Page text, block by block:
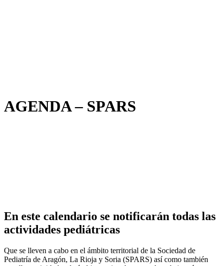
AGENDA – SPARS
En este calendario se notificarán todas las
actividades pediátricas
Que se lleven a cabo en el ámbito territorial de la Sociedad de
Pediatría de Aragón, La Rioja y Soria (SPARS) así como también